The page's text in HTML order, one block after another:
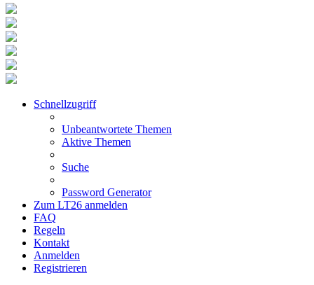
Schnellzugriff
Unbeantwortete Themen
Aktive Themen
Suche
Password Generator
Zum LT26 anmelden
FAQ
Regeln
Kontakt
Anmelden
Registrieren